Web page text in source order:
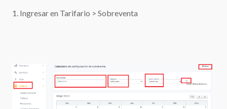
1. Ingresar en Tarifario > Sobreventa